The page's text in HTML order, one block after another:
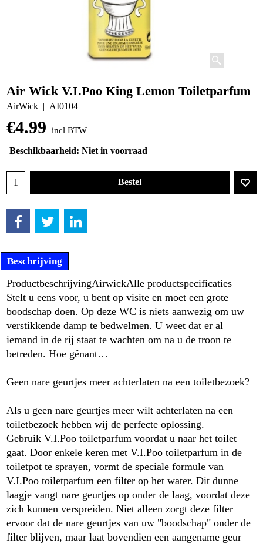
Air Wick V.I.Poo King Lemon Toiletparfum
AirWick AI0104
€4.99 incl BTW
Beschikbaarheid: Niet in voorraad
Bestel
Beschrijving
ProductbeschrijvingAirwickAlle productspecificaties
Stelt u eens voor, u bent op visite en moet een grote
boodschap doen. Op deze WC is niets aanwezig om uw
verstikkende damp te bedwelmen. U weet dat er al
iemand in de rij staat te wachten om na u de troon te
betreden. Hoe gênant…
Geen nare geurtjes meer achterlaten na een toiletbezoek?
Als u geen nare geurtjes meer wilt achterlaten na een
toiletbezoek hebben wij de perfecte oplossing.
Gebruik V.I.Poo toiletparfum voordat u naar het toilet
gaat. Door enkele keren met V.I.Poo toiletparfum in de
toiletpot te sprayen, vormt de speciale formule van
V.I.Poo toiletparfum een filter op het water. Dit dunne
laagje vangt nare geurtjes op onder de laag, voordat deze
zich kunnen verspreiden. Niet alleen zorgt deze filter
ervoor dat de nare geurtjes van uw "boodschap" onder de
filter blijven, maar laat bovendien een aangename geur